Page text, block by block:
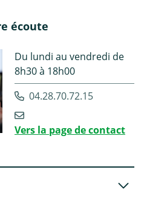
écoute
Du lundi au vendredi de
8h30 à 18h00
04.28.70.72.15
Vers la page de contact